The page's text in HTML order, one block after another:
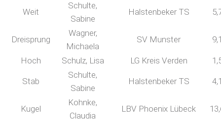
Weit
Schulte,
Sabine
Halstenbeker TS
Dreisprung
Wagner,
Michaela
SV Munster
Hoch Schulz, Lisa LG Kreis Verden
Stab
Schulte,
Sabine
Halstenbeker TS
Kugel
Kohnke,
Claudia
LBV Phoenix Lübeck